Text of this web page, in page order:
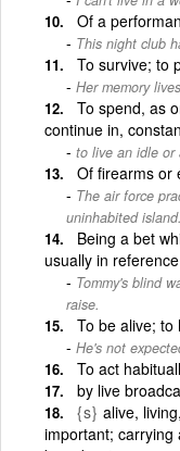
Of a
This night club
To survive; to
Her memory
To spend, as
continue in,
to live an idle or
Of firearms or
The air force
uninhabited island.
Being a bet
usually in
Tommy's blind
raise.
To be alive; to
He's not
To act
by live
{s} alive,
important; carrying